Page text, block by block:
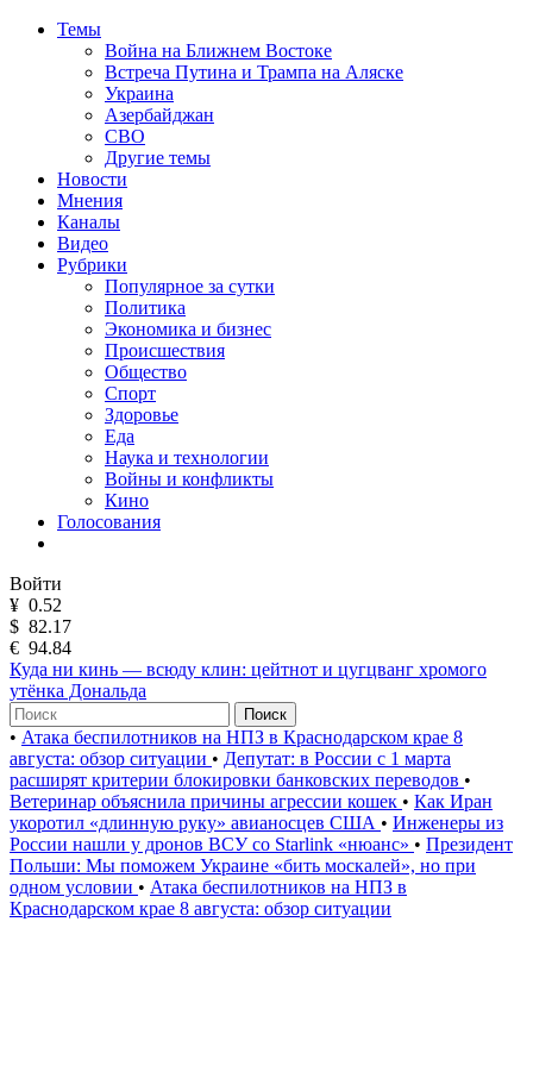
Темы
Война на Ближнем Востоке
Встреча Путина и Трампа на Аляске
Украина
Азербайджан
СВО
Другие темы
Новости
Мнения
Каналы
Видео
Рубрики
Популярное за сутки
Политика
Экономика и бизнес
Происшествия
Общество
Спорт
Здоровье
Еда
Наука и технологии
Войны и конфликты
Кино
Голосования
Войти
¥ 0.52
$ 82.17
€ 94.84
Куда ни кинь — всюду клин: цейтнот и цугцванг хромого
утёнка Дональда
Поиск
• Атака беспилотников на НПЗ в Краснодарском крае 8
августа: обзор ситуации • Депутат: в России с 1 марта
расширят критерии блокировки банковских переводов •
Ветеринар объяснила причины агрессии кошек • Как Иран
укоротил «длинную руку» авианосцев США • Инженеры из
России нашли у дронов ВСУ со Starlink «нюанс» • Президент
Польши: Мы поможем Украине «бить москалей», но при
одном условии • Атака беспилотников на НПЗ в
Краснодарском крае 8 августа: обзор ситуации